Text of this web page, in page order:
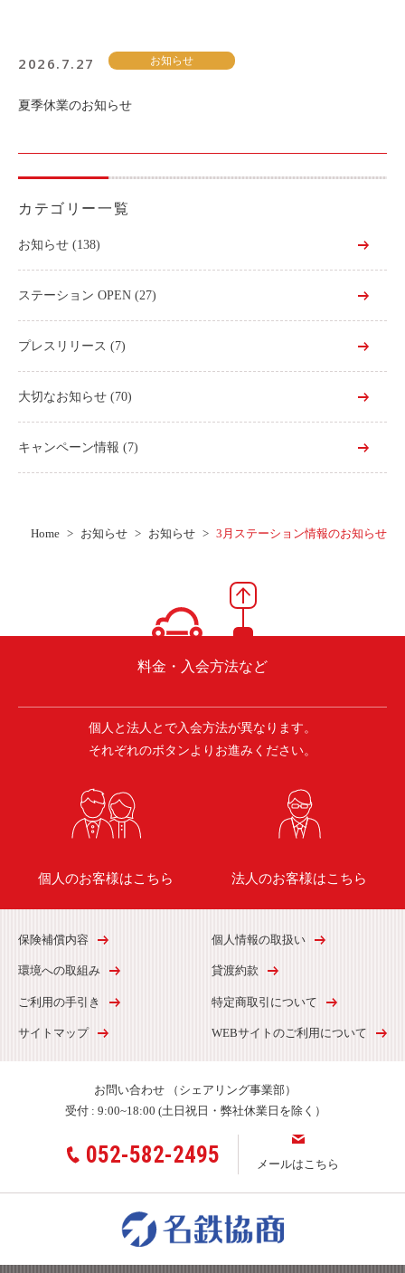
2026.7.27 お知らせ
夏季休業のお知らせ
カテゴリー一覧
お知らせ (138)
ステーション OPEN (27)
プレスリリース (7)
大切なお知らせ (70)
キャンペーン情報 (7)
Home お知らせ お知らせ 3月ステーション情報のお知らせ
料金・入会方法など
個人と法人とで入会方法が異なります。
それぞれのボタンよりお進みください。
個人のお客様はこちら 法人のお客様はこちら
保険補償内容 個人情報の取扱い
環境への取組み 貸渡約款
ご利用の手引き 特定商取引について
サイトマップ WEBサイトのご利用について
お問い合わせ
（シェアリング事業部）
受付 : 9:00~18:00 (土日祝日・弊社休業日を除く）
052-582-2495 メールはこちら